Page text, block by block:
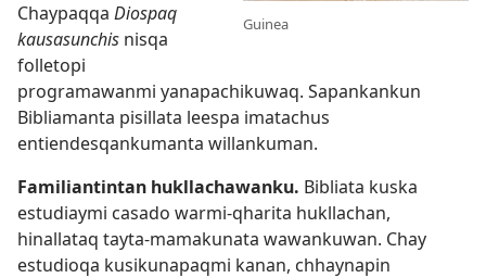
Guinea
Chaypaqqa Diospaq
kausasunchis nisqa
folletopi
programawanmi yanapachikuwaq. Sapankankun
Bibliamanta pisillata leespa imatachus
entiendesqankumanta willankuman.
Familiantintan hukllachawanku. Bibliata kuska
estudiaymi casado warmi-qharita hukllachan,
hinallataq tayta-mamakunata wawankuwan. Chay
estudioqa kusikunapaqmi kanan, chhaynapin